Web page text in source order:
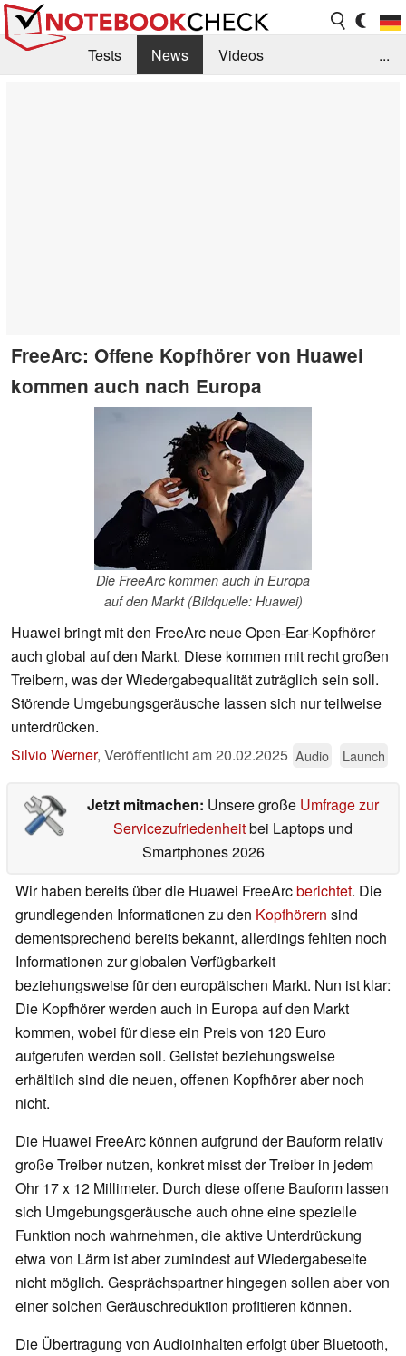
Tests News
Videos
...
FreeArc: Offene Kopfhörer von Huawei
kommen auch nach Europa
Die FreeArc kommen auch in Europa
auf den Markt (Bildquelle: Huawei)
Huawei bringt mit den FreeArc neue Open-Ear-Kopfhörer
auch global auf den Markt. Diese kommen mit recht großen
Treibern, was der Wiedergabequalität zuträglich sein soll.
Störende Umgebungsgeräusche lassen sich nur teilweise
unterdrücken.
Silvio Werner, Veröffentlicht am20.02.2025 Audio Launch
Jetzt mitmachen: Unsere große Umfrage zur
Servicezufriedenheitbei Laptops und
Smartphones 2026
Wir haben bereits über die Huawei FreeArcberichtet. Die
grundlegenden Informationen zu den Kopfhörern sind
dementsprechend bereits bekannt, allerdings fehlten noch
Informationen zur globalen Verfügbarkeit
beziehungsweise für den europäischen Markt. Nun ist klar:
Die Kopfhörer werden auch in Europa auf den Markt
kommen, wobei für diese ein Preis von 120 Euro
aufgerufen werden soll. Gelistet beziehungsweise
erhältlich sind die neuen, offenen Kopfhörer aber noch
nicht.
Die Huawei FreeArc können aufgrund der Bauform relativ
große Treiber nutzen, konkret misst der Treiber in jedem
Ohr 17 x 12 Millimeter. Durch diese offene Bauform lassen
sich Umgebungsgeräusche auch ohne eine spezielle
Funktion noch wahrnehmen, die aktive Unterdrückung
etwa von Lärm ist aber zumindest auf Wiedergabeseite
nicht möglich. Gesprächspartner hingegen sollen aber von
einer solchen Geräuschreduktion profitieren können.
Die Übertragung von Audioinhalten erfolgt über Bluetooth,